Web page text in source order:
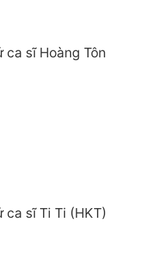
ca sĩ Hoàng Tôn
ca sĩ Ti Ti (HKT)